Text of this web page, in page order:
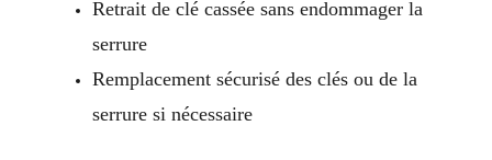
Retrait de clé cassée sans endommager la
serrure
Remplacement sécurisé des clés ou de la
serrure si nécessaire